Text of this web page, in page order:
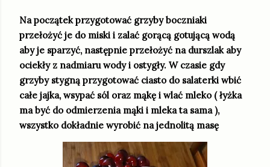
Na początek przygotować grzyby boczniaki
przełożyć je do miski i zalać gorącą gotującą wodą
aby je sparzyć, następnie przełożyć na durszlak aby
ociekły z nadmiaru wody i ostygły. W czasie gdy
grzyby stygną przygotować ciasto do salaterki wbić
całe jajka, wsypać sól oraz mąkę i wlać mleko ( łyżka
ma być do odmierzenia mąki i mleka ta sama ),
wszystko dokładnie wyrobić na jednolitą masę